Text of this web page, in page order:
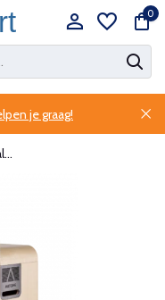
0
je graag!